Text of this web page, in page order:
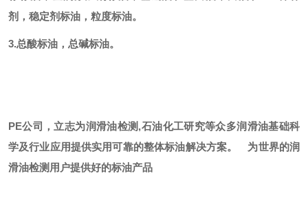
剂，稳定剂标油，粒度标油。
3.总酸标油，总碱标油。
PE公司，立志为润滑油检测,石油化工研究等众多润滑油基础科
学及行业应用提供实用可靠的整体标油解决方案。
为世界的润
滑油检测用户提供好的标油产品